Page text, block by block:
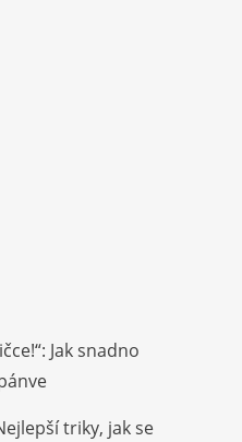
Jak snadno
triky, jak se